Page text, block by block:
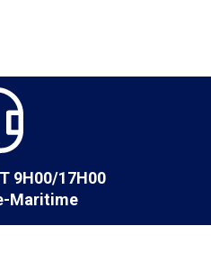
9H00/17H00
Maritime